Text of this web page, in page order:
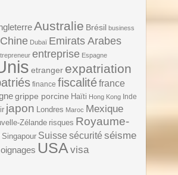
Australie Brésil business
Chine Dubaï Emirats Arabes
entreprise Espagne
etranger expatriation
finance fiscalitéfrance
grippe porcine Haïti Hong Kong Inde
japon Londres Maroc Mexique
Zélande risques Royaume-
Singapour Suisse sécurité séisme
USA visa